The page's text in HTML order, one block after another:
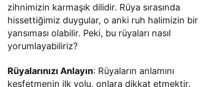
zihnimizin karmaşık dilidir. Rüya sırasında
hissettiğimiz duygular, o anki ruh halimizin bir
yansıması olabilir. Peki, bu rüyaları nasıl
yorumlayabiliriz?
Rüyalarınızı Anlayın: Rüyaların anlamını
keşfetmenin ilk yolu, onlara dikkat etmektir.